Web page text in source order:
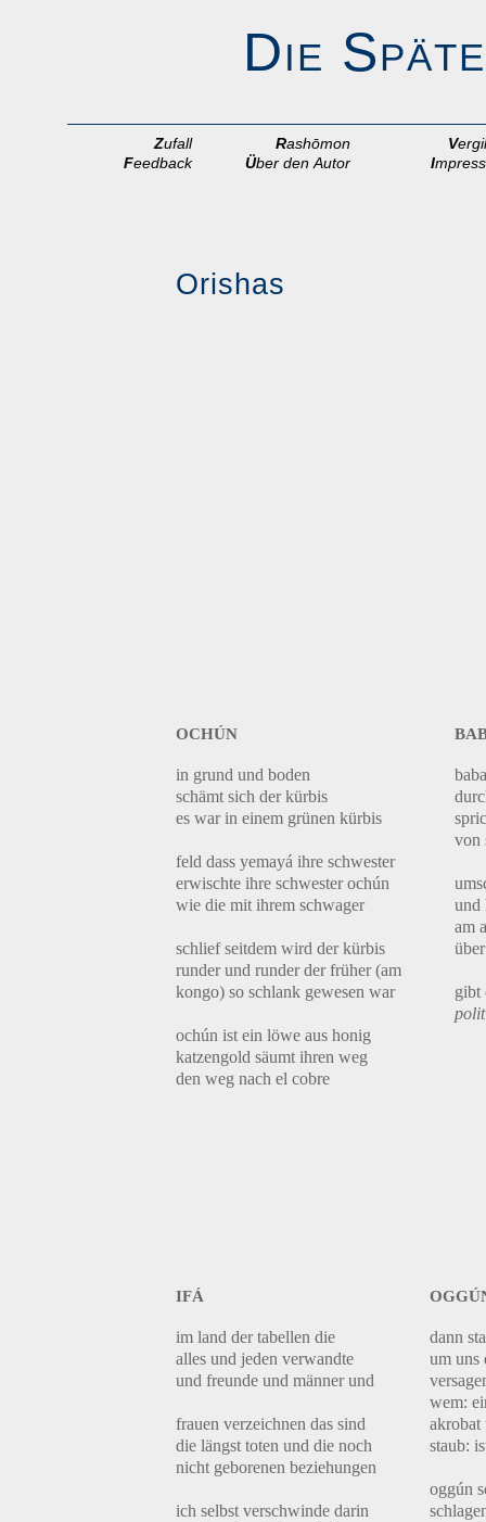
Die
Zufall Rashōmon V
Feedback Über den Autor I
Orishas
ochún
in grund und boden
schämt sich der kürbis
es war in einem grünen kürbis
feld dass yemayá ihre schwester
erwischte ihre schwester ochún
wie die mit ihrem schwager
schlief seitdem wird der kürbis
runder und runder der früher (am
kongo) so schlank gewesen war
ochún ist ein löwe aus honig
katzengold säumt ihren weg
den weg nach el cobre
von
und
am
gibt
ifá
im land der tabellen die
alles und jeden verwandte
und freunde und männer und
frauen verzeichnen das sind
die längst toten und die noch
nicht geborenen beziehungen
ich selbst verschwinde darin
dann
um uns
wem:
akrobat
staub:
oggún